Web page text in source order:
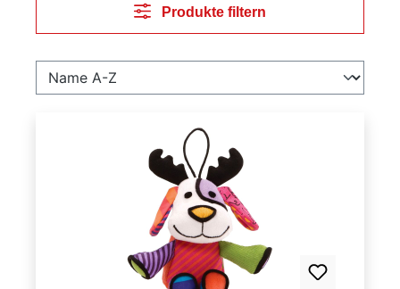
Produkte filtern